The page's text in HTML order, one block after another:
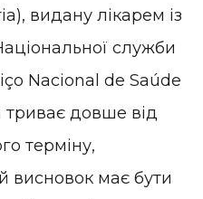
видану лікарем із
служби
Nacional de Saúde
довше від
терміну,
висновок має бути